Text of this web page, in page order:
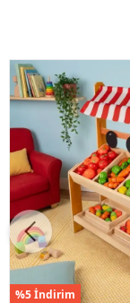
%5 İndirim